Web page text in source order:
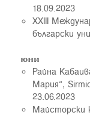
18.09.2023
ХХIII
български
юни
Райна
Мария“,
23.06.2023
Майсторски